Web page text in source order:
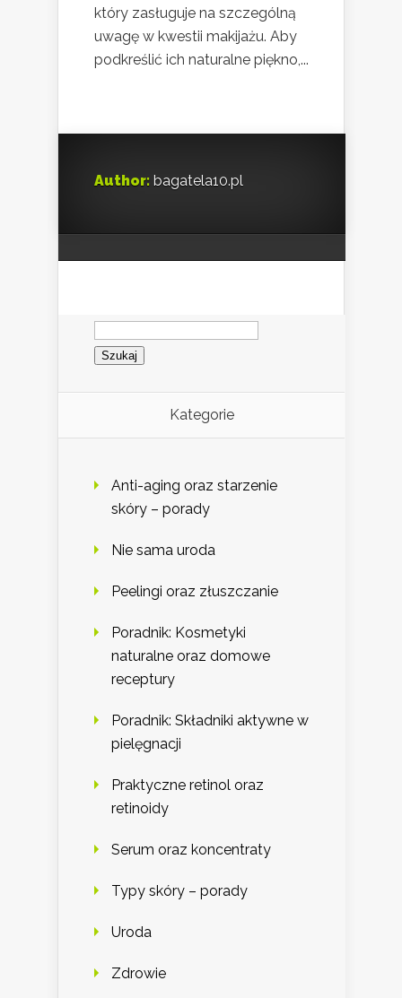
który zasługuje na szczególną
uwagę w kwestii makijażu. Aby
podkreślić ich naturalne piękno,...
Author: bagatela10.pl
Szukaj:
Kategorie
Anti-aging oraz starzenie
skóry – porady
Nie sama uroda
Peelingi oraz złuszczanie
Poradnik: Kosmetyki
naturalne oraz domowe
receptury
Poradnik: Składniki aktywne w
pielęgnacji
Praktyczne retinol oraz
retinoidy
Serum oraz koncentraty
Typy skóry – porady
Uroda
Zdrowie